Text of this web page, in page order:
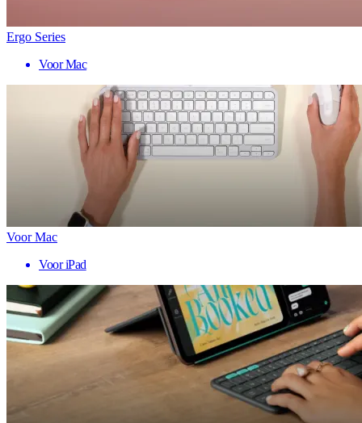
Ergo Series
Voor Mac
Voor Mac
Voor iPad